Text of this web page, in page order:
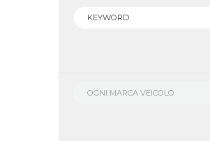
OGNI MARCA VEICOLO